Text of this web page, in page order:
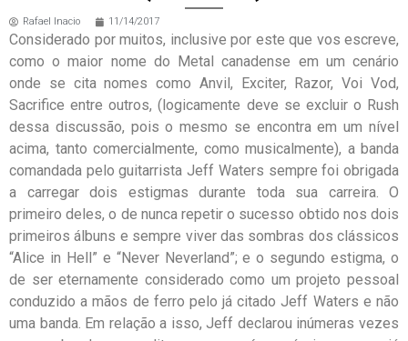
Rafael Inacio 11/14/2017
Considerado por muitos, inclusive por este que vos escreve,
como o maior nome do Metal canadense em um cenário
onde se cita nomes como Anvil, Exciter, Razor, Voi Vod,
Sacrifice entre outros, (logicamente deve se excluir o Rush
dessa discussão, pois o mesmo se encontra em um nível
acima, tanto comercialmente, como musicalmente), a banda
comandada pelo guitarrista Jeff Waters sempre foi obrigada
a carregar dois estigmas durante toda sua carreira. O
primeiro deles, o de nunca repetir o sucesso obtido nos dois
primeiros álbuns e sempre viver das sombras dos clássicos
“Alice in Hell” e “Never Neverland”; e o segundo estigma, o
de ser eternamente considerado como um projeto pessoal
conduzido a mãos de ferro pelo já citado Jeff Waters e não
uma banda. Em relação a isso, Jeff declarou inúmeras vezes